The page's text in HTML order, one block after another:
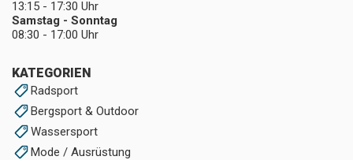
KATEGORIEN
Radsport
Bergsport & Outdoor
Wassersport
Mode / Ausrüstung
13:15 - 17:30 Uhr
Samstag - Sonntag
08:30 - 17:00 Uhr